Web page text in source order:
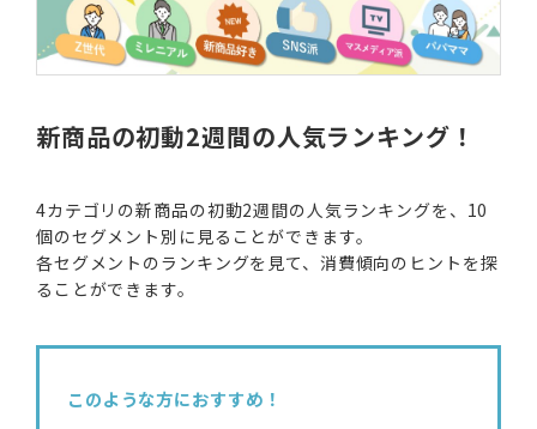
新商品の初動2週間の人気ランキング！
4カテゴリの新商品の初動2週間の人気ランキングを、10
個のセグメント別に見ることができます。
各セグメントのランキングを見て、消費傾向のヒントを探
ることができます。
このような方におすすめ！